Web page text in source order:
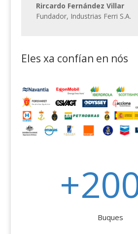
Rircardo Fernández Villar
Fundador, Industrias Ferri S.A.
Eles xa confían en nós
Buques